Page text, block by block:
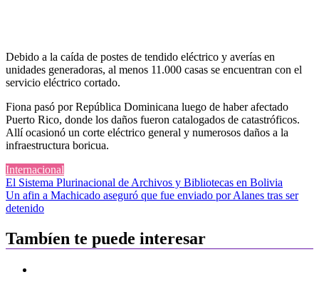
Debido a la caída de postes de tendido eléctrico y averías en
unidades generadoras, al menos 11.000 casas se encuentran con el
servicio eléctrico cortado.
Fiona pasó por República Dominicana luego de haber afectado
Puerto Rico, donde los daños fueron catalogados de catastróficos.
Allí ocasionó un corte eléctrico general y numerosos daños a la
infraestructura boricua.
Internacional
Navegación
de
El Sistema Plurinacional de Archivos y Bibliotecas en Bolivia
Un afin a Machicado aseguró que fue enviado por Alanes tras ser
detenido
Tambíen te puede interesar